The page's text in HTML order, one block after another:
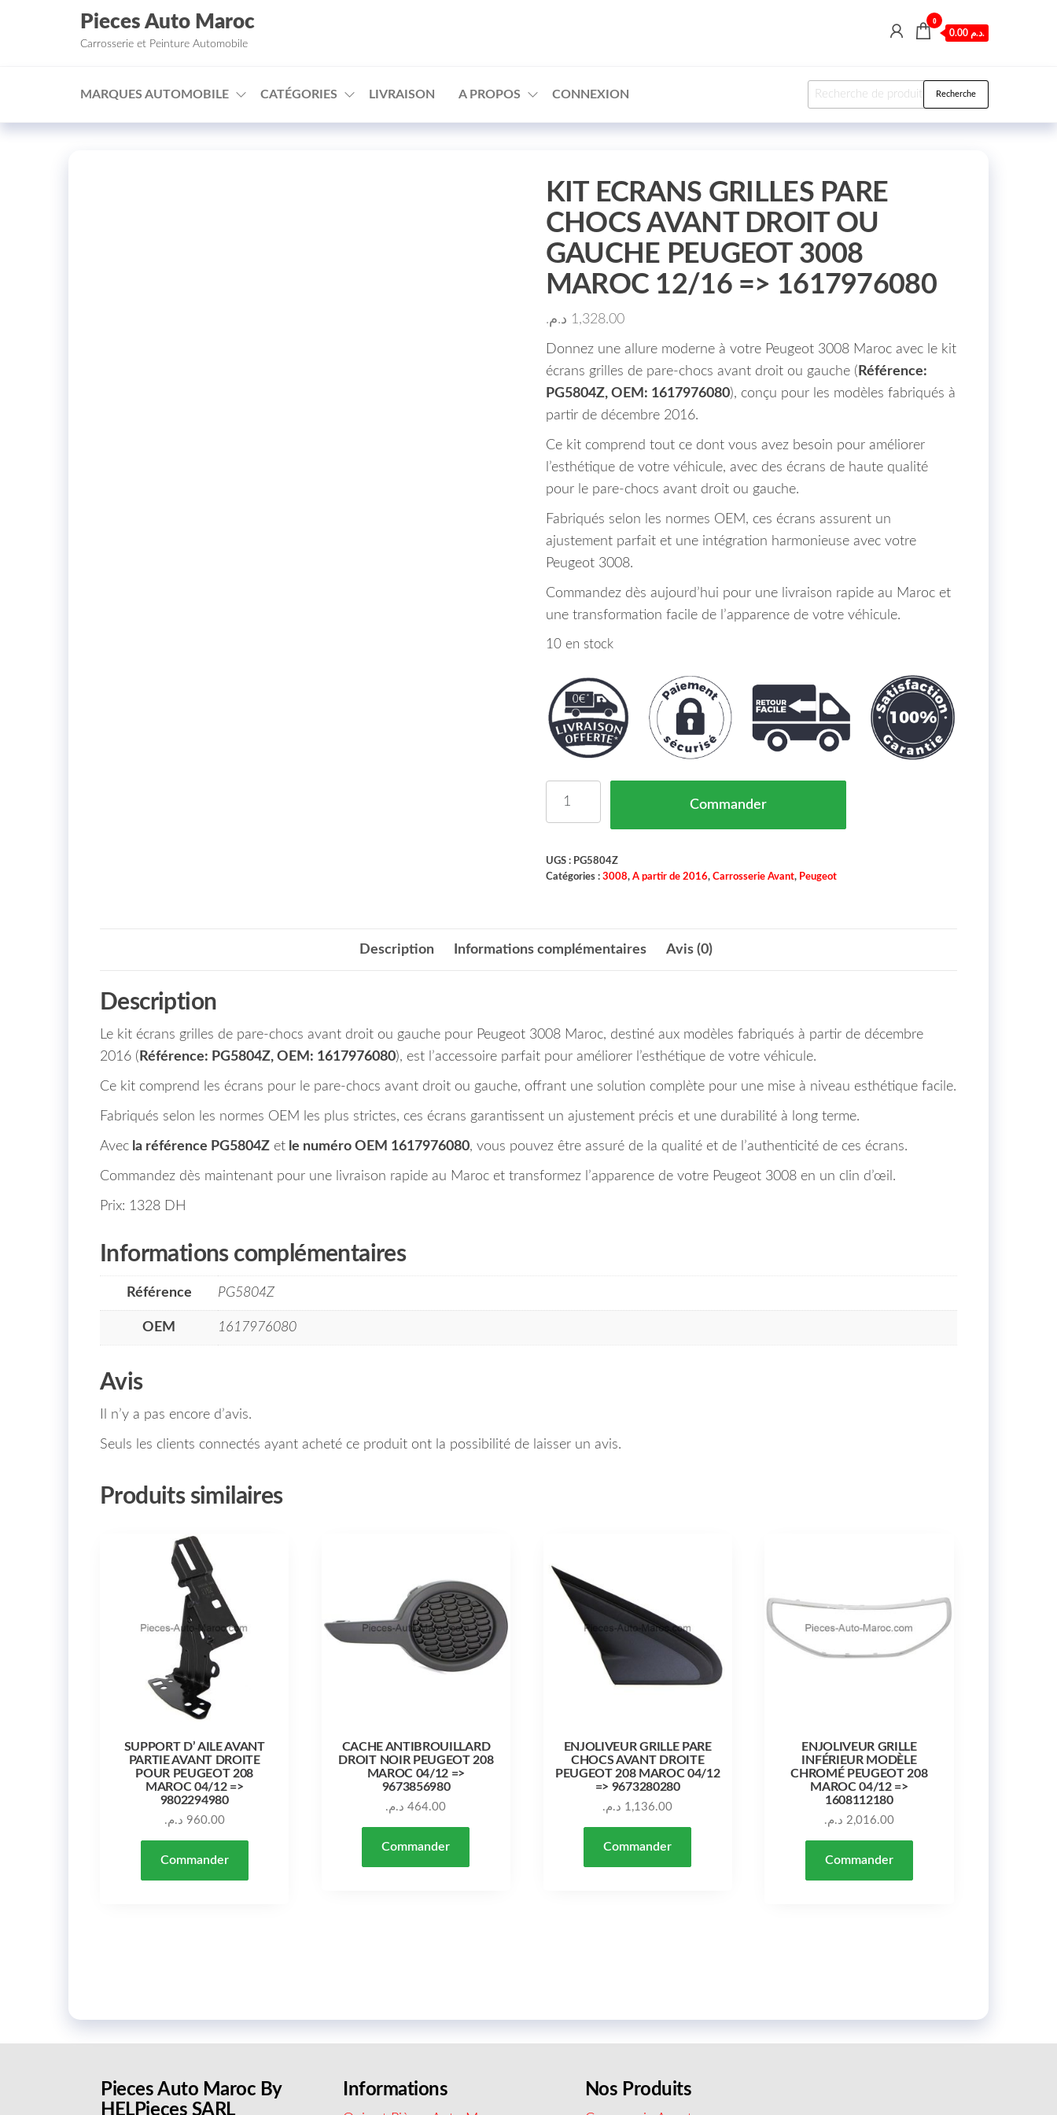
□
Aller au contenu
Pieces Auto Maroc
Carrosserie et Peinture Automobile
0
0.00 د.م.
MARQUES AUTOMOBILE CATÉGORIES LIVRAISON A PROPOS CONNEXION Recherche pour : Recherche
KIT ECRANS GRILLES PARE
CHOCS AVANT DROIT OU
GAUCHE PEUGEOT 3008
MAROC 12/16 => 1617976080
1,328.00 د.م.
Donnez une allure moderne à votre Peugeot 3008 Maroc avec le kit
écrans grilles de pare-chocs avant droit ou gauche ( Référence:
PG5804Z, OEM: 1617976080), conçu pour les modèles fabriqués à
partir de décembre 2016.
Ce kit comprend tout ce dont vous avez besoin pour améliorer
l’esthétique de votre véhicule, avec des écrans de haute qualité
pour le pare-chocs avant droit ou gauche.
Fabriqués selon les normes OEM, ces écrans assurent un
ajustement parfait et une intégration harmonieuse avec votre
Peugeot 3008.
Commandez dès aujourd’hui pour une livraison rapide au Maroc et
une transformation facile de l’apparence de votre véhicule.
10 en stock
Commander
UGS : PG5804Z
Catégories : 3008, A partir de 2016, Carrosserie Avant, Peugeot
Description Informations complémentaires Avis (0)
Description
Le kit écrans grilles de pare-chocs avant droit ou gauche pour Peugeot 3008 Maroc, destiné aux modèles fabriqués à partir de décembre
2016 ( Référence: PG5804Z, OEM: 1617976080), est l’accessoire parfait pour améliorer l’esthétique de votre véhicule.
Ce kit comprend les écrans pour le pare-chocs avant droit ou gauche, offrant une solution complète pour une mise à niveau esthétique facile.
Fabriqués selon les normes OEM les plus strictes, ces écrans garantissent un ajustement précis et une durabilité à long terme.
Avec la référence PG5804Z et le numéro OEM 1617976080, vous pouvez être assuré de la qualité et de l’authenticité de ces écrans.
Commandez dès maintenant pour une livraison rapide au Maroc et transformez l’apparence de votre Peugeot 3008 en un clin d’œil.
Prix: 1328 DH
Informations complémentaires
Référence PG5804Z
OEM 1617976080
Avis
Il n’y a pas encore d’avis.
Seuls les clients connectés ayant acheté ce produit ont la possibilité de laisser un avis.
Produits similaires
SUPPORT D’ AILE AVANT
PARTIE AVANT DROITE
POUR PEUGEOT 208
MAROC 04/12 =>
9802294980
960.00 د.م.
Commander
CACHE ANTIBROUILLARD
DROIT NOIR PEUGEOT 208
MAROC 04/12 =>
9673856980
464.00 د.م.
Commander
ENJOLIVEUR GRILLE PARE
CHOCS AVANT DROITE
PEUGEOT 208 MAROC 04/12
=> 9673280280
1,136.00 د.م.
Commander
ENJOLIVEUR GRILLE
INFÉRIEUR MODÈLE
CHROMÉ PEUGEOT 208
MAROC 04/12 =>
1608112180
2,016.00 د.م.
Commander
Pieces Auto Maroc By
HELPieces SARL
Informations Nos Produits